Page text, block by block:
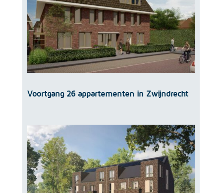
Voortgang 26 appartementen in Zwijndrecht